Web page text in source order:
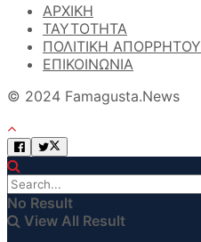
ΑΡΧΙΚΗ
TAYTOTHTA
ΠΟΛΙΤΙΚΗ ΑΠΟΡΡΗΤΟΥ
ΕΠΙΚΟΙΝΩΝΙΑ
© 2024 Famagusta.News
No Result
View All Result